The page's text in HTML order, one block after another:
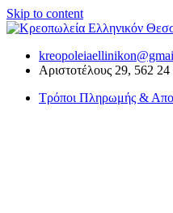
Skip to content
Αριστοτέλους 29, 562
Τρόποι Πληρωμής &